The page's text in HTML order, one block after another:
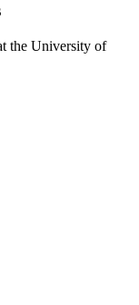
the University of